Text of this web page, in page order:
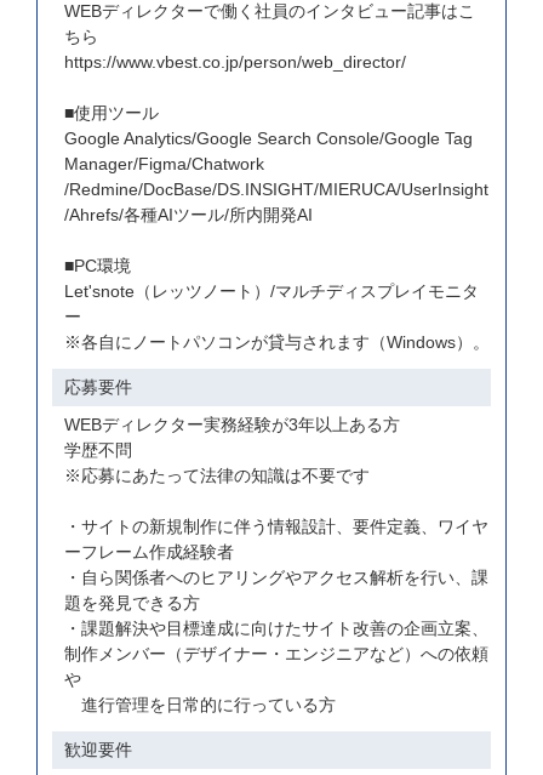
WEBディレクターで働く社員のインタビュー記事はこ
ちら
https://www.vbest.co.jp/person/web_director/
■使用ツール
Google Analytics/Google Search Console/Google Tag
Manager/Figma/Chatwork
/Redmine/DocBase/DS.INSIGHT/MIERUCA/UserInsight
/Ahrefs/各種AIツール/所内開発AI
■PC環境
Let'snote（レッツノート）/マルチディスプレイモニタ
ー
※各自にノートパソコンが貸与されます（Windows）。
応募要件
WEBディレクター実務経験が3年以上ある方
学歴不問
※応募にあたって法律の知識は不要です
・サイトの新規制作に伴う情報設計、要件定義、ワイヤ
ーフレーム作成経験者
・自ら関係者へのヒアリングやアクセス解析を行い、課
題を発見できる方
・課題解決や目標達成に向けたサイト改善の企画立案、
制作メンバー（デザイナー・エンジニアなど）への依頼
や
進行管理を日常的に行っている方
歓迎要件